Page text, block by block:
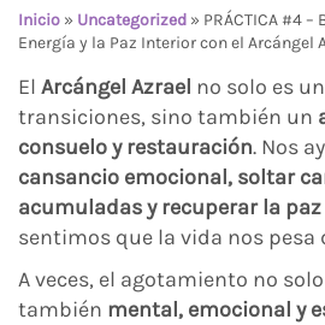
Inicio » Uncategorized » PRÁCTICA #4
Energía y la Paz Interior con el Arcángel
El Arcángel Azrael no solo es
transiciones, sino también un
consuelo y restauración. Nos
cansancio emocional, soltar
acumuladas y recuperar la
sentimos que la vida nos pesa
A veces, el agotamiento no
también mental, emocional y